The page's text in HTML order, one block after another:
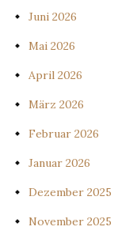
Juni 2026
Mai 2026
April 2026
März 2026
Februar 2026
Januar 2026
Dezember 2025
November 2025